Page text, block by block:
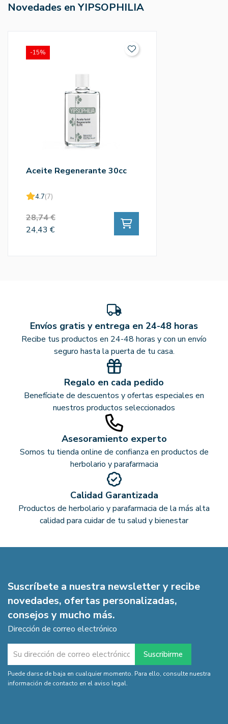
Novedades en YIPSOPHILIA
Aceite Regenerante 30cc
4.7(7)
28,74 €
24,43 €
-15%
Envíos gratis y entrega en 24-48 horas
Recibe tus productos en 24-48 horas y con un envío
seguro hasta la puerta de tu casa.
Regalo en cada pedido
Benefíciate de descuentos y ofertas especiales en
nuestros productos seleccionados
Asesoramiento experto
Somos tu tienda online de confianza en productos de
herbolario y parafarmacia
Calidad Garantizada
Productos de herbolario y parafarmacia de la más alta
calidad para cuidar de tu salud y bienestar
Suscríbete a nuestra newsletter y recibe
novedades, ofertas personalizadas,
consejos y mucho más.
Dirección de correo electrónico
Puede darse de baja en cualquier momento. Para ello, consulte nuestra
información de contacto en el aviso legal.